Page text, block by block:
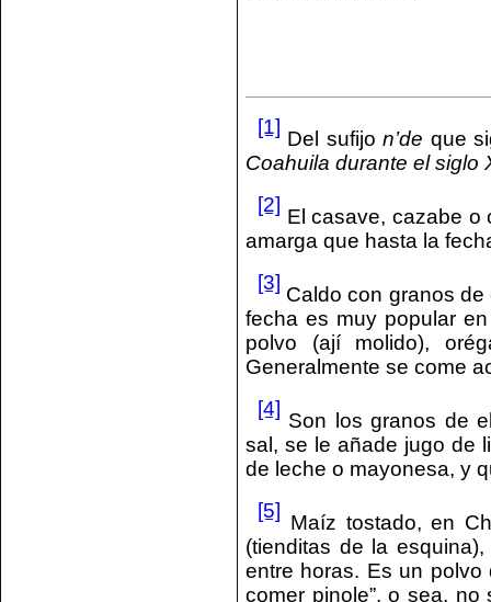
[1]
Del sufijon’de que
Coahuila durante el siglo
[2]
El casave, cazabe o
amarga que hasta la
[3]
Caldo con granos
fecha es muy popular
polvo (ají molido),
Generalmente se come
[4]
Son los granos de
sal, se le añade jugo de
de leche o mayonesa, y
[5]
Maíz tostado, en
(tienditas de la
entre horas. Es un
comer pinole”, o sea,